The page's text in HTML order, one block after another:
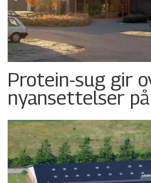
Protein-sug gir
nyansettelser